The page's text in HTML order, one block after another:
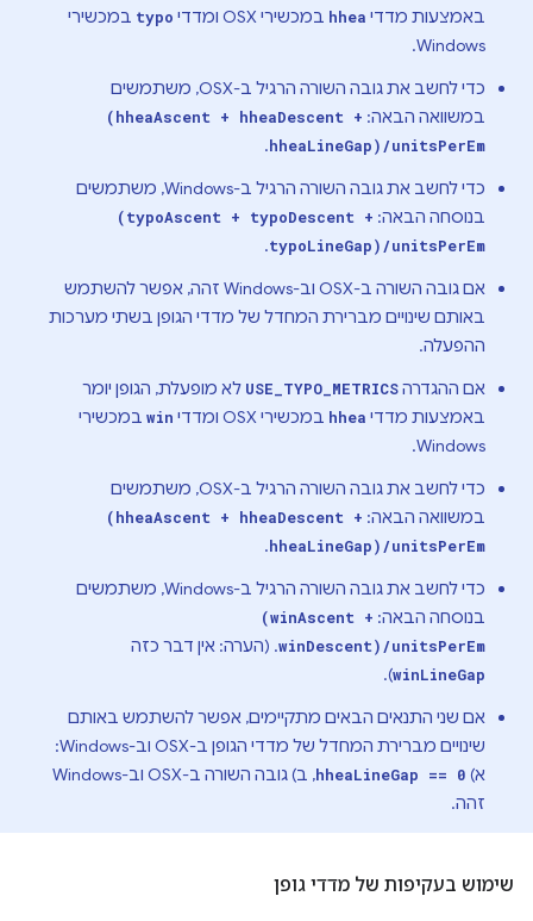
באמצעות מדדי hhea במכשירי OSX ומדדי typo במכשירי
Windows.
כדי לחשב את גובה השורה הרגיל ב-OSX, משתמשים
במשוואה הבאה: (hheaAscent + hheaDescent +
hheaLineGap)/unitsPerEm
.
כדי לחשב את גובה השורה הרגיל ב-Windows, משתמשים
בנוסחה הבאה: (typoAscent + typoDescent +
typoLineGap)/unitsPerEm
.
אם גובה השורה ב-OSX וב-Windows זהה, אפשר להשתמש
באותם שינויים מברירת המחדל של מדדי הגופן בשתי מערכות
ההפעלה.
אם ההגדרהUSE_TYPO_METRICS לא מופעלת, הגופן יומר
באמצעות מדדי hhea במכשירי OSX ומדדי win במכשירי
Windows.
כדי לחשב את גובה השורה הרגיל ב-OSX, משתמשים
במשוואה הבאה: (hheaAscent + hheaDescent +
hheaLineGap)/unitsPerEm
.
כדי לחשב את גובה השורה הרגיל ב-Windows, משתמשים
בנוסחה הבאה: (winAscent +
winDescent)/unitsPerEm. (הערה: אין דבר כזה
winLineGap
).
אם שני התנאים הבאים מתקיימים, אפשר להשתמש באותם
שינויים מברירת המחדל של מדדי הגופן ב-OSX וב-Windows:
א) hheaLineGap == 0
, ב) גובה השורה ב-OSX וב-Windows
זהה.
שימוש בעקיפות של מדדי גופן